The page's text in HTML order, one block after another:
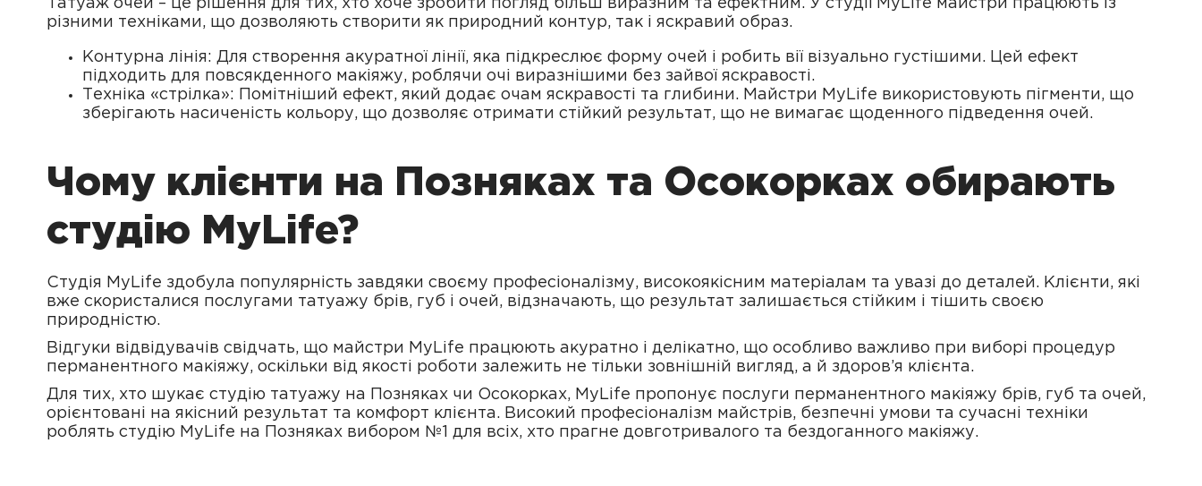
Татуаж очей – це рішення для тих, хто хоче зробити погляд більш виразним та ефектним. У студії MyLife майстри працюють із
різними техніками, що дозволяють створити як природний контур, так і яскравий образ.
Контурна лінія: Для створення акуратної лінії, яка підкреслює форму очей і робить вії візуально густішими. Цей ефект
підходить для повсякденного макіяжу, роблячи очі виразнішими без зайвої яскравості.
Техніка «стрілка»: Помітніший ефект, який додає очам яскравості та глибини. Майстри MyLife використовують пігменти, що
зберігають насиченість кольору, що дозволяє отримати стійкий результат, що не вимагає щоденного підведення очей.
Чому клієнти на Позняках та Осокорках обирають
студію MyLife?
Студія MyLife здобула популярність завдяки своєму професіоналізму, високоякісним матеріалам та увазі до деталей. Клієнти, які
вже скористалися послугами татуажу брів, губ і очей, відзначають, що результат залишається стійким і тішить своєю
природністю.
Відгуки відвідувачів свідчать, що майстри MyLife працюють акуратно і делікатно, що особливо важливо при виборі процедур
перманентного макіяжу, оскільки від якості роботи залежить не тільки зовнішній вигляд, а й здоров’я клієнта.
Для тих, хто шукає студію татуажу на Позняках чи Осокорках, MyLife пропонує послуги перманентного макіяжу брів, губ та очей,
орієнтовані на якісний результат та комфорт клієнта. Високий професіоналізм майстрів, безпечні умови та сучасні техніки
роблять студію MyLife на Позняках вибором №1 для всіх, хто прагне довготривалого та бездоганного макіяжу.